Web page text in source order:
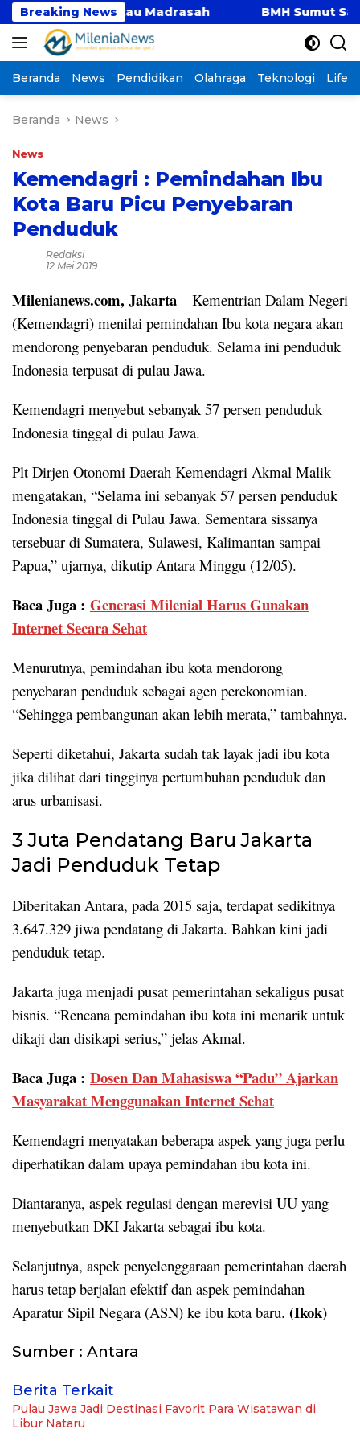
Langsung
ke
konten
Breaking News
atau Madrasah BMH Sumut Salurkan
Beranda News Pendidikan Olahraga Teknologi
Beranda News
News
Kemendagri : Pemindahan Ibu
Kota Baru Picu Penyebaran
Penduduk
Redaksi
12 Mei 2019
Milenianews.com, Jakarta – Kementrian Dalam Negeri
(Kemendagri) menilai pemindahan Ibu kota negara akan
mendorong penyebaran penduduk. Selama ini penduduk
Indonesia terpusat di pulau Jawa.
Kemendagri menyebut sebanyak 57 persen penduduk
Indonesia tinggal di pulau Jawa.
Plt Dirjen Otonomi Daerah Kemendagri Akmal Malik
mengatakan, “Selama ini sebanyak 57 persen penduduk
Indonesia tinggal di Pulau Jawa. Sementara sissanya
tersebuar di Sumatera, Sulawesi, Kalimantan sampai
Papua,” ujarnya, dikutip Antara Minggu (12/05).
Baca Juga : Generasi Milenial Harus Gunakan
Internet Secara Sehat
Menurutnya, pemindahan ibu kota mendorong
penyebaran penduduk sebagai agen perekonomian.
“Sehingga pembangunan akan lebih merata,” tambahnya.
Seperti diketahui, Jakarta sudah tak layak jadi ibu kota
jika dilihat dari tingginya pertumbuhan penduduk dan
arus urbanisasi.
3 Juta Pendatang Baru Jakarta
Jadi Penduduk Tetap
Diberitakan Antara, pada 2015 saja, terdapat sedikitnya
3.647.329 jiwa pendatang di Jakarta. Bahkan kini jadi
penduduk tetap.
Jakarta juga menjadi pusat pemerintahan sekaligus pusat
bisnis. “Rencana pemindahan ibu kota ini menarik untuk
dikaji dan disikapi serius,” jelas Akmal.
Baca Juga : Dosen Dan Mahasiswa “Padu” Ajarkan
Masyarakat Menggunakan Internet Sehat
Kemendagri menyatakan beberapa aspek yang juga perlu
diperhatikan dalam upaya pemindahan ibu kota ini.
Diantaranya, aspek regulasi dengan merevisi UU yang
menyebutkan DKI Jakarta sebagai ibu kota.
Selanjutnya, aspek penyelenggaraan pemerintahan daerah
harus tetap berjalan efektif dan aspek pemindahan
Aparatur Sipil Negara (ASN) ke ibu kota baru. (Ikok)
Sumber : Antara
Berita Terkait
Pulau Jawa Jadi Destinasi Favorit Para Wisatawan di
Libur Nataru